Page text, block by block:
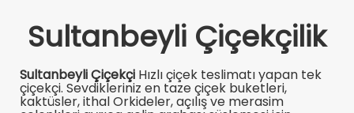
Sultanbeyli Çiçekçilik
Sultanbeyli Çiçekçi Hızlı çiçek teslimatı yapan tek
çiçekçi. Sevdikleriniz en taze çiçek buketleri,
kaktüsler, ithal Orkideler, açılış ve merasim